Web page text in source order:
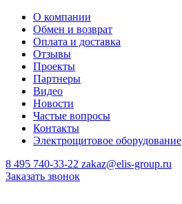
О компании
Обмен и возврат
Оплата и доставка
Отзывы
Проекты
Партнеры
Видео
Новости
Частые вопросы
Контакты
Электрощитовое оборудование
8 495 740-33-22 zakaz@elis-group.ru
Заказать звонок